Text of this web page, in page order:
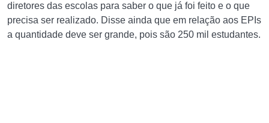
diretores das escolas para saber o que já foi feito e o que
precisa ser realizado. Disse ainda que em relação aos EPIs
a quantidade deve ser grande, pois são 250 mil estudantes.